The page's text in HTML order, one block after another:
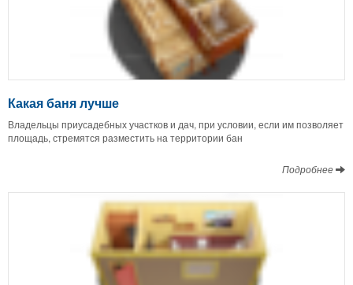
Какая баня лучше
Владельцы приусадебных участков и дач, при условии, если им позволяет
площадь, стремятся разместить на территории бан
Подробнее